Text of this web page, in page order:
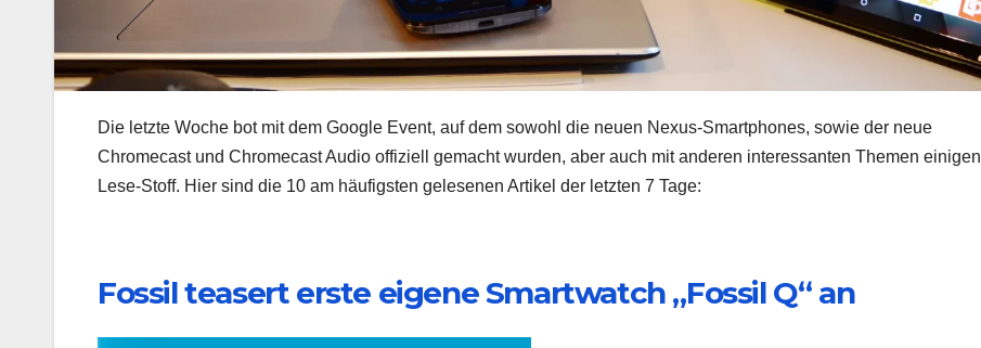
Die letzte Woche bot mit dem Google Event, auf dem sowohl die neuen Nexus-Smartphones, sowie der neue
Chromecast und Chromecast Audio offiziell gemacht wurden, aber auch mit anderen interessanten Themen einigen
Lese-Stoff. Hier sind die 10 am häufigsten gelesenen Artikel der letzten 7 Tage:
Fossil teasert erste eigene Smartwatch „Fossil Q“ an